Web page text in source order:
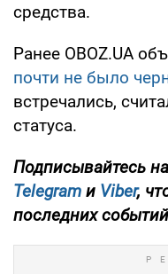
средства.
Ранее OBOZ.UA
почти не было
встречались,
статуса.
Подписывайтесь
Telegram и Viber,
последних